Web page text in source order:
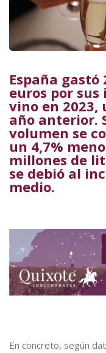
España gastó
euros por
vino en 2023,
año anterior.
volumen se
un 4,7%
millones de
se debió al
medio.
En concreto, según